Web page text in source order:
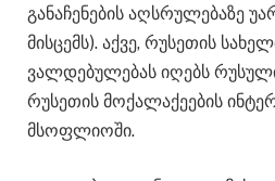
განაჩენების აღსრულებაზე
მისცემს). აქვე, რუსეთის
ვალდებულებას იღებს
რუსეთის მოქალაქეების
მსოფლიოში.